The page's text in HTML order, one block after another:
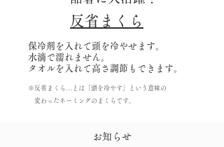
反省まくら
保冷剤を入れて頭を冷やせます。
水滴で濡れません。
​タオルを入れて高さ調節もできます。
※反省まくら…とは「頭を冷やす」という意味の
変わったネーミングのまくらです。
お知らせ